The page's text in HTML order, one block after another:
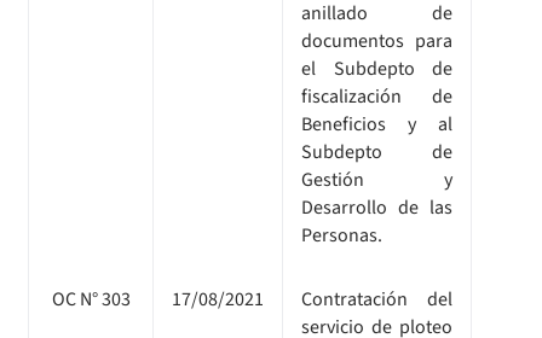
anillado de
documentos para
el Subdepto de
fiscalización de
Beneficios y al
Subdepto de
Gestión y
Desarrollo de las
Personas.
OC N° 303 17/08/2021
Contratación del
servicio de ploteo